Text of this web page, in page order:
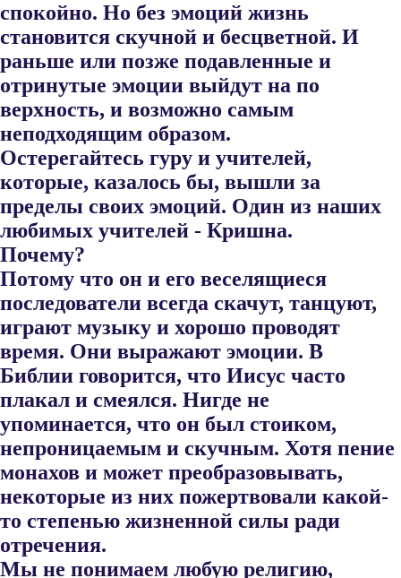
спокойно. Но без эмоций жизнь
становится скучной и бесцветной. И
раньше или позже подавленные и
отринутые эмоции выйдут на по​
верхность, и возможно самым
неподходящим образом.
Остерегайтесь гуру и учителей,
которые, казалось бы, вышли за
пределы своих эмоций. Один из наших
любимых учителей - Кришна.
Почему?
Потому что он и его веселящиеся
последователи всегда скачут, танцуют,
играют музыку и хорошо проводят
время. Они выражают эмоции. В
Библии говорится, что Иисус часто
плакал и смеялся. Нигде не
упоминается, что он был стоиком,
непроницаемым и скуч​ным. Хотя пение
монахов и может преобразовывать,
некоторые из них пожертвовали какой-
то степенью жизненной силы ради
отречения.
Мы не понимаем любую религию,